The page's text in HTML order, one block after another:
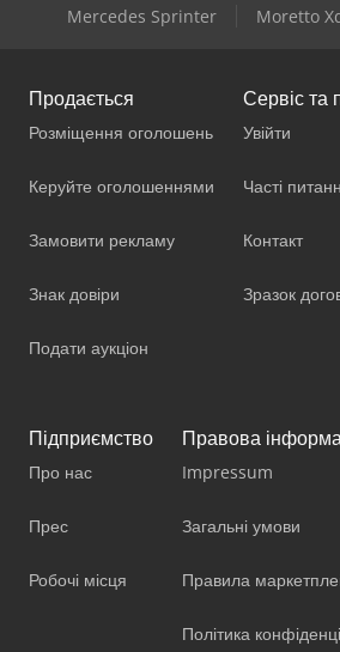
Mercedes Sprinter
Moretto
Продається
Розміщення оголошень
Керуйте оголошеннями
Замовити рекламу
Знак довіри
Подати аукціон
Сервіс та
Увійти
Часті
Контакт
Зразок
Підприємство
Про нас
Прес
Робочі місця
Правова
Impressum
Загальні умови
Правила
Політика